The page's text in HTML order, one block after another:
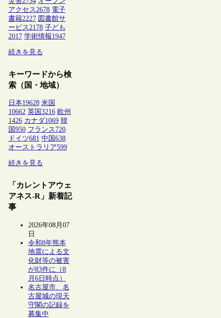
アクセス 2678 電子
書籍2227 図書館サ
ービス 2178 子ども
2017 学術情報1947
続きを見る
キーワードから検
索（国・地域）
日本19628 米国
10662 英国 3216 欧州
1426 カナダ1069 韓
国 950 フランス 720
ドイツ681 中国 638
オーストラリア599
続きを見る
「カレントアウェ
アネス-R」新着記
事
2026年08月07
日
令和8年熊本
地震による文
化財等の被害
が83件に（8
月6日時点）
名古屋市、名
古屋城の現天
守閣の記録を
募集中